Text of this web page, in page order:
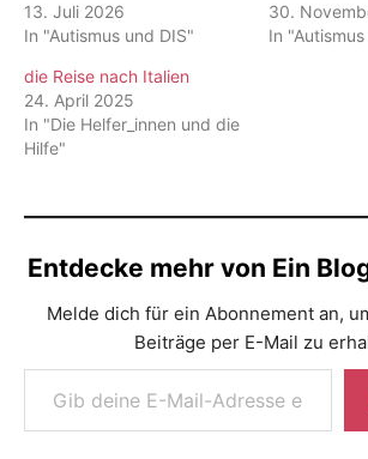
13. Juli 2026
In "Autismus und DIS"
30.
In
die Reise nach Italien
24. April 2025
In "Die Helfer_innen und die
Hilfe"
Entdecke mehr von Ein
Melde dich für ein Abonnement an,
Beiträge per E-Mail zu
Gib deine E-Mail-Adresse ein ...